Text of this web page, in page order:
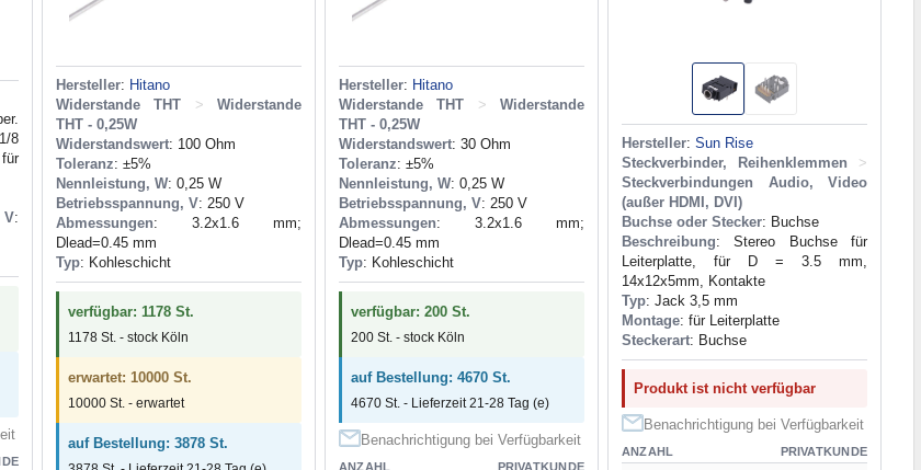
8
:
Hersteller: Hitano
Widerstande THT
>
Widerstande
THT - 0,25W
Widerstandswert: 100 Ohm
Toleranz: ±5%
Nennleistung, W: 0,25 W
Betriebsspannung, V: 250 V
Abmessungen: 3.2x1.6 mm;
Dlead=0.45 mm
Typ: Kohleschicht
verfügbar: 1178 St.
1178 St. - stock Köln
erwartet: 10000 St.
10000 St. - erwartet
auf Bestellung: 3878 St.
Hersteller: Hitano
Widerstande THT
>
Widerstande
THT - 0,25W
Widerstandswert: 30 Ohm
Toleranz: ±5%
Nennleistung, W: 0,25 W
Betriebsspannung, V: 250 V
Abmessungen: 3.2x1.6 mm;
Dlead=0.45 mm
Typ: Kohleschicht
verfügbar: 200 St.
200 St. - stock Köln
auf Bestellung: 4670 St.
4670 St. - Lieferzeit 21-28 Tag (e)
Benachrichtigung bei Verfügbarkeit
ANZAHL PRIVATKUNDE
Hersteller: Sun Rise
Steckverbinder, Reihenklemmen
>
Steckverbindungen Audio, Video
(außer HDMI, DVI)
Buchse oder Stecker: Buchse
Beschreibung: Stereo Buchse für
Leiterplatte, für D = 3.5 mm,
14x12x5mm, Kontakte
Typ: Jack 3,5 mm
Montage: für Leiterplatte
Steckerart: Buchse
Produkt ist nicht verfügbar
Benachrichtigung bei Verfügbarkeit
ANZAHL PRIVATKUNDE